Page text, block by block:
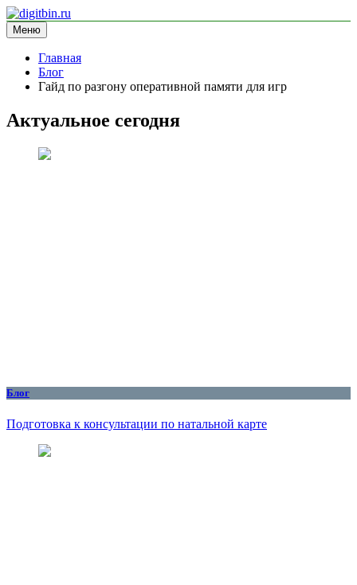
Перейти
к
содержимому
digitbin.ru
информационный сайт
Меню
Главная
Блог
Гайд по разгону оперативной памяти для игр
Актуальное сегодня
Блог
Подготовка к консультации по натальной карте